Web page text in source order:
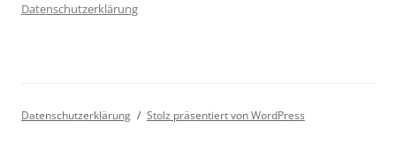
Datenschutzerklärung
Datenschutzerklärung Stolz präsentiert von WordPress